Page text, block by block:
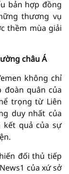
bản hợp đồng
thương vụ
thềm mùa giải
châu Á
không chỉ
đoàn quân của
trọng từ Liên
duy nhất của
kết quả của sự
đối thủ tiếp
của xứ sở